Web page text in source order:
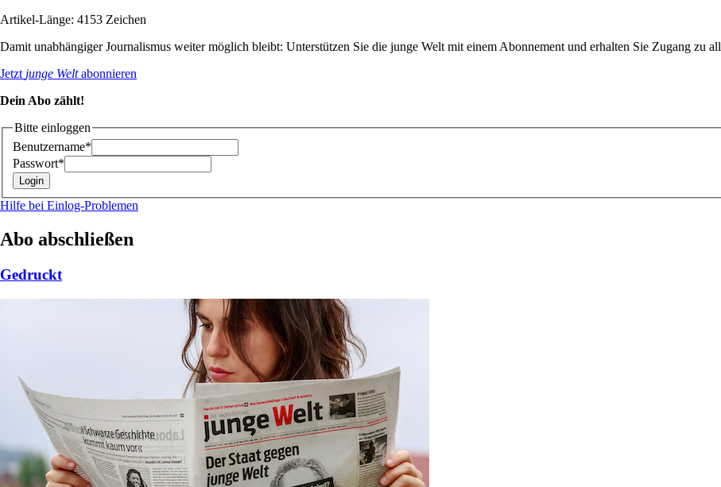
Artikel-Länge: 4153 Zeichen
Damit unabhängiger Journalismus weiter möglich bleibt: Unterstützen Sie die junge Welt mit einem Abonnement und erhalten Sie Zugang zu
Jetzt junge Weltabonnieren
Dein Abo zählt!
Bitte einloggen
Benutzername*
Passwort*
Hilfe bei Einlog-Problemen
Abo abschließen
Gedruckt